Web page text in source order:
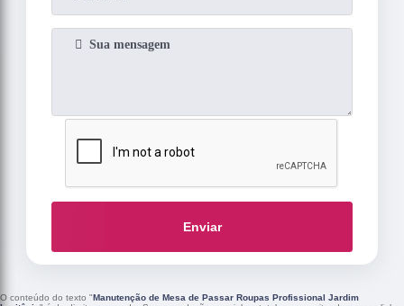
Enviar
O conteúdo do texto "Manutenção de Mesa de Passar Roupas Profissional Jardim